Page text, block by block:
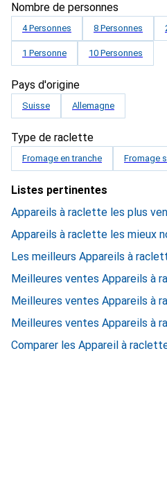
Nombre de personnes
4 Personnes 8 Personnes
1 Personne 10 Personnes
Pays d'origine
Suisse Allemagne
Type de raclette
Fromage en tranche Fromage
Listes pertinentes
Appareils à raclette les plus
Appareils à raclette les mieux
Les meilleurs Appareils à
Meilleures ventes Appareils à
Meilleures ventes Appareils à
Meilleures ventes Appareils à
Comparer les Appareil à